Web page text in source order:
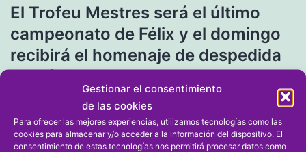
Gestionar el consentimiento
de las cookies
Para ofrecer las mejores experiencias, utilizamos tecnologías como las
cookies para almacenar y/o acceder a la información del dispositivo. El
consentimiento de estas tecnologías nos permitirá procesar datos como
de
entradas
El Trofeu Mestres será el último
campeonato de Félix y el domingo
recibirá el homenaje de despedida
en Dénia
Entrada siguiente
La carrera Roscón de Reyes Marina